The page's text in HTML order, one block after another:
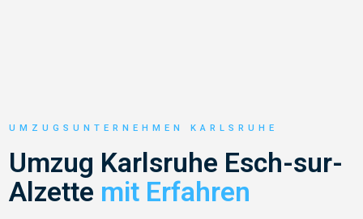
UMZUGSUNTERNEHMEN KARLSRUHE
Umzug Karlsruhe Esch-sur-
Alzette mit Erfahren